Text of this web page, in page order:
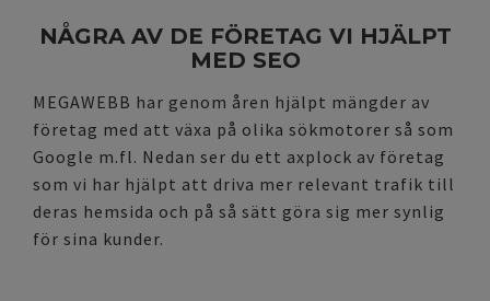
NÅGRA AV DE FÖRETAG VI HJÄLPT
MED SEO
MEGAWEBB har genom åren hjälpt mängder av
företag med att växa på olika sökmotorer så som
Google m.fl. Nedan ser du ett axplock av företag
som vi har hjälpt att driva mer relevant trafik till
deras hemsida och på så sätt göra sig mer synlig
för sina kunder.